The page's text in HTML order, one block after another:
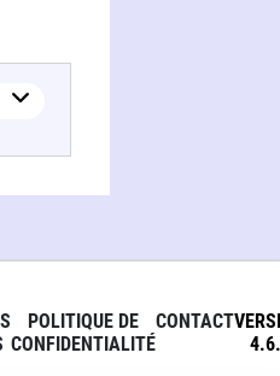
POLITIQUE DE
CONFIDENTIALITÉ
CONTACT